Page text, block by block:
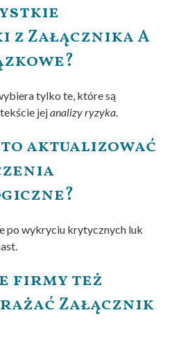
Załącznika A
tylko te, które są
jejanalizy ryzyka.
aktualizować
po wykryciu krytycznych luk
firmy też
Załącznik